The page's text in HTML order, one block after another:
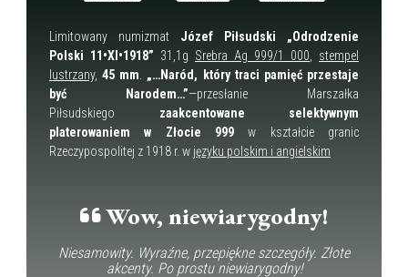
Limitowany numizmat Józef Piłsudski „Odrodzenie
Polski 11•XI•1918” 31,1g Srebra Ag 999/1 000
stempel
lustrzany, 45 mm
„…Naród, który traci pamięć przestaje
być Narodem…”—przesłanie Marszałka
Piłsudskiego zaakcentowane selektywnym
platerowaniem w Złocie 999w kształcie granic
Rzeczypospolitej z 1918 r. w języku polskim i angielskim
Wow, niewiarygodny!
Niesamowity. Wyraźne, przepiękne szczegóły. Złote
akcenty. Po prostu niewiarygodny!